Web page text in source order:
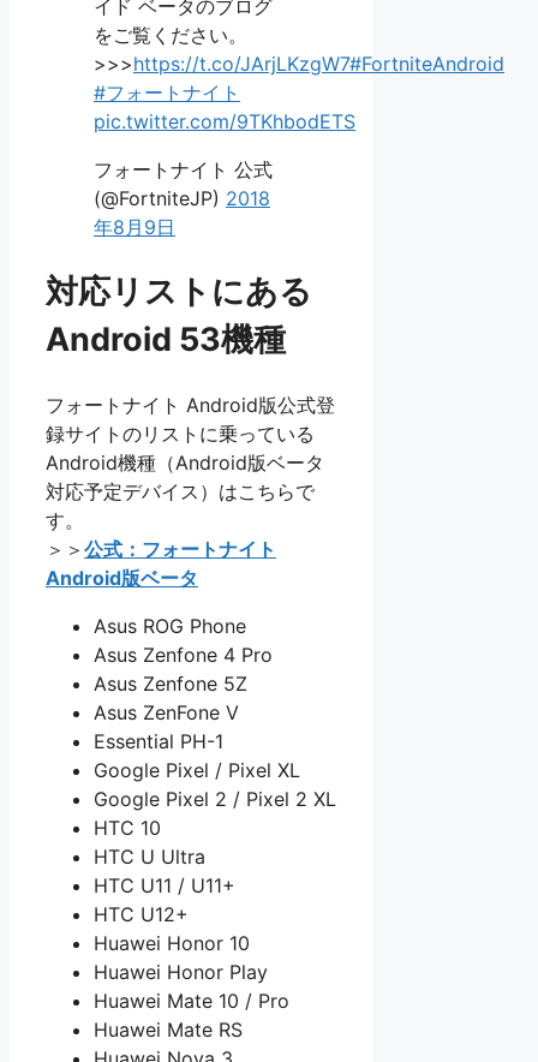
イド ベータのブログ
をご覧ください。
>>>https://t.co/JArjLKzgW7#FortniteAndroid
#フォートナイト
pic.twitter.com/9TKhbodETS
フォートナイト 公式
(@FortniteJP) 2018
年8月9日
対応リストにある
Android 53機種
フォートナイト Android版公式登
録サイトのリストに乗っている
Android機種（Android版ベータ
対応予定デバイス）はこちらで
す。
＞＞ 公式：フォートナイト
Android版ベータ
Asus ROG Phone
Asus Zenfone 4 Pro
Asus Zenfone 5Z
Asus ZenFone V
Essential PH-1
Google Pixel / Pixel XL
Google Pixel 2 / Pixel 2 XL
HTC 10
HTC U Ultra
HTC U11 / U11+
HTC U12+
Huawei Honor 10
Huawei Honor Play
Huawei Mate 10 / Pro
Huawei Mate RS